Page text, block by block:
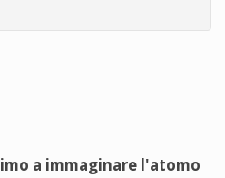
a immaginare l'atomo